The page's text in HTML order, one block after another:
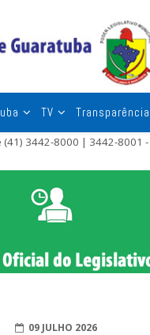
TV Transparência
(41) 3442-8000 | 3442-8001 -
09 JULHO 2026